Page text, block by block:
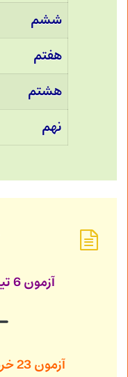
ششم
هفتم
هشتم
نهم
آزمون 6 تیر 1404
آزمون 23 خرداد 1404